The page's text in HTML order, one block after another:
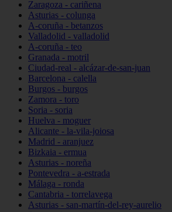
Zaragoza - cariñena
Asturias - colunga
A-coruña - betanzos
Valladolid - valladolid
A-coruña - teo
Granada - motril
Ciudad-real - alcázar-de-san-juan
Barcelona - calella
Burgos - burgos
Zamora - toro
Soria - soria
Huelva - moguer
Alicante - la-vila-joiosa
Madrid - aranjuez
Bizkaia - ermua
Asturias - noreña
Pontevedra - a-estrada
Málaga - ronda
Cantabria - torrelavega
Asturias - san-martín-del-rey-aurelio